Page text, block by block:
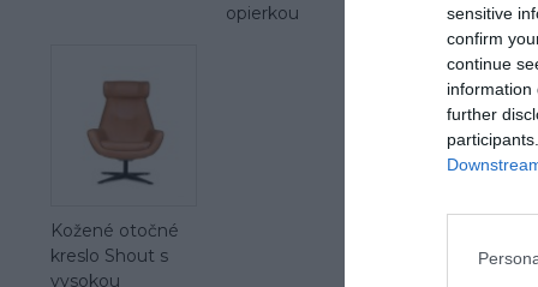
sensitive
confirm
continue
information
further
opierkou
opierkou
Kožené otočné
kreslo Shout s
vysokou